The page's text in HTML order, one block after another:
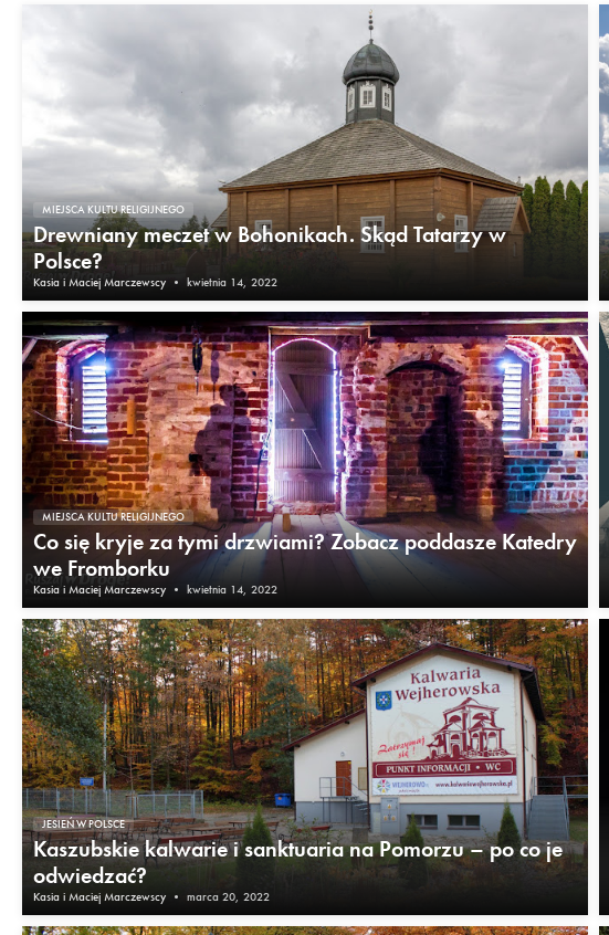
MIEJSCA KULTU RELIGIJNEGO
Drewniany meczet w Bohonikach. Skąd Tatarzy w
Polsce?
Kasia i Maciej Marczewscy • kwietnia 14, 2022
MIEJSCA KULTU RELIGIJNEGO
Co się kryje za tymi drzwiami? Zobacz poddasze Katedry
we Fromborku
Kasia i Maciej Marczewscy • kwietnia 14, 2022
JESIEŃ W POLSCE
Kaszubskie kalwarie i sanktuaria na Pomorzu – po co je
odwiedzać?
Kasia i Maciej Marczewscy • marca 20, 2022